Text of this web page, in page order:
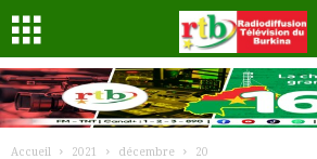
Accueil 2021 décembre 20